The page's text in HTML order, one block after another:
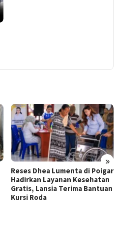
»
Reses Dhea Lumenta di Poigar
Hadirkan Layanan Kesehatan
Gratis, Lansia Terima Bantuan
Kursi Roda